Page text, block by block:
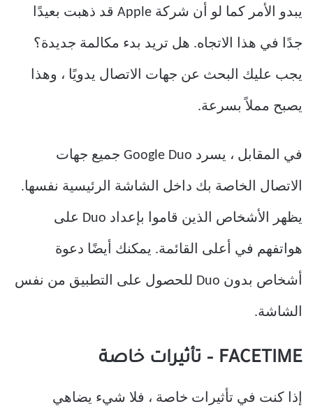
يبدو الأمر كما لو أن شركة Apple قد ذهبت بعيدًا
جدًا في هذا الاتجاه. هل تريد بدء مكالمة جديدة؟
يجب عليك البحث عن جهات الاتصال يدويًا ، وهذا
يصبح مملاً بسرعة.
في المقابل ، يسرد Google Duo جميع جهات
الاتصال الخاصة بك داخل الشاشة الرئيسية نفسها.
يظهر الأشخاص الذين قاموا بإعداد Duo على
هواتفهم في أعلى القائمة. يمكنك أيضًا دعوة
أشخاص بدون Duo للحصول على التطبيق من نفس
الشاشة.
FACETIME – تأثيرات خاصة
إذا كنت في تأثيرات خاصة ، فلا شيء يضاهي